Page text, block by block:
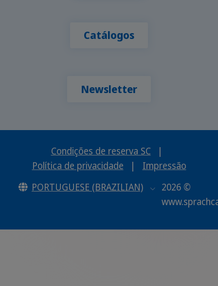
Catálogos
Newsletter
Condições de reserva SC
|
Política de privacidade
|
Impressão
PORTUGUESE (BRAZILIAN)
2026 ©